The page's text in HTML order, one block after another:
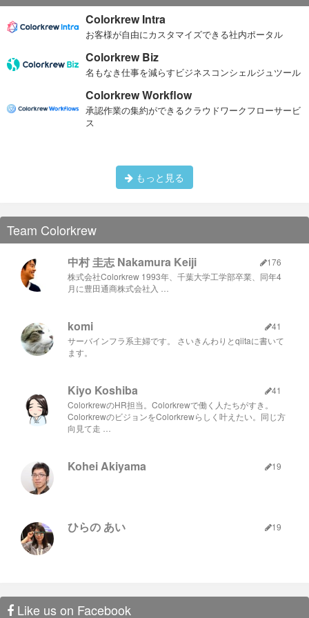
Colorkrew Intra
お客様が自由にカスタマイズできる社内ポータル
Colorkrew Biz
名もなき仕事を減らすビジネスコンシェルジュツール
Colorkrew Workflow
承認作業の集約ができるクラウドワークフローサービ
ス
もっと見る
Team Colorkrew
中村 圭志 Nakamura Keiji
176
株式会社Colorkrew 1993年、千葉大学工学部卒業、同年4
月に豊田通商株式会社入 …
komi
41
サーバインフラ系主婦です。 さいきんわりとqiitaに書いて
ます。
Kiyo Koshiba
41
ColorkrewのHR担当。Colorkrewで働く人たちがすき。
ColorkrewのビジョンをColorkrewらしく叶えたい。同じ方
向見て走 …
Kohei Akiyama 19
ひらの あい 19
Like us on Facebook